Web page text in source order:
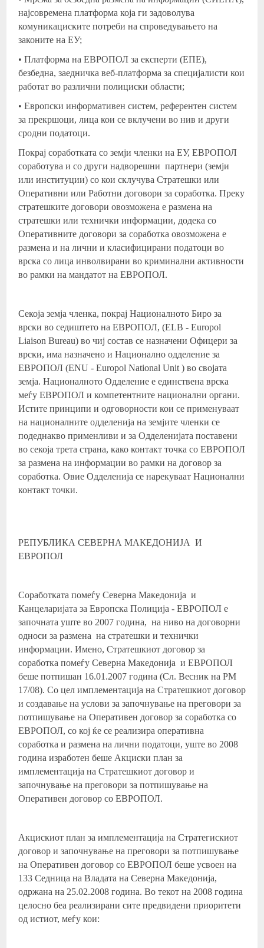
најсовремена платформа која ги задоволува
комуникациските потреби на спроведувањето на
законите на ЕУ;
• Платформа на ЕВРОПОЛ за експерти (EПE),
безбедна, заедничка веб-платформа за специјалисти кои
работат во различни полициски области;
• Европски информативен систем, референтен систем
за прекршоци, лица кои се вклучени во нив и други
сродни податоци.
Покрај соработката со земји членки на ЕУ, ЕВРОПОЛ
соработува и со други надворешни партнери (земји
или институции) со кои склучува Стратешки или
Оперативни или Работни договори за соработка. Преку
стратешките договори овозможена е размена на
стратешки или технички информации, додека со
Оперативните договори за соработка овозможена е
размена и на лични и класифицирани податоци во
врска со лица инволвирани во криминални активности
во рамки на мандатот на ЕВРОПОЛ.
Секоја земја членка, покрај Националното Биро за
врски во седиштето на ЕВРОПОЛ, (ELB - Europol
Liaison Bureau) во чиј состав се назначени Офицери за
врски, има назначено и Национално одделение за
ЕВРОПОЛ (ENU - Europol National Unit ) во својата
земја. Националното Одделение е единствена врска
меѓу ЕВРОПОЛ и компетентните национални органи.
Истите принципи и одговорности кои се применуваат
на националните одделенија на земјите членки се
подеднакво применливи и за Одделенијата поставени
во секоја трета страна, како контакт точка со ЕВРОПОЛ
за размена на информации во рамки на договор за
соработка. Овие Одделенија се нарекуваат Национални
контакт точки.
РЕПУБЛИКА СЕВЕРНА МАКЕДОНИЈА И
ЕВРОПОЛ
Соработката помеѓу Северна Македонија и
Канцеларијата за Европска Полиција - ЕВРОПОЛ е
започната уште во 2007 година, на ниво на договорни
односи за размена на стратешки и технички
информации. Имено, Стратешкиот договор за
соработка помеѓу Северна Македонија и ЕВРОПОЛ
беше потпишан 16.01.2007 година (Сл. Весник на РМ
17/08). Со цел имплементација на Стратешкиот договор
и создавање на услови за започнување на преговори за
потпишување на Оперативен договор за соработка со
ЕВРОПОЛ, со кој ќе се реализира оперативна
соработка и размена на лични податоци, уште во 2008
година изработен беше Акциски план за
имплементација на Стратешкиот договор и
започнување на преговори за потпишување на
Оперативен договор со ЕВРОПОЛ.
Акцискиот план за имплементација на Стратегискиот
договор и започнување на преговори за потпишување
на Оперативен договор со ЕВРОПОЛ беше усвоен на
133 Седница на Владата на Северна Македонија,
одржана на 25.02.2008 година. Во текот на 2008 година
целосно беа реализирани сите предвидени приоритети
од истиот, меѓу кои: